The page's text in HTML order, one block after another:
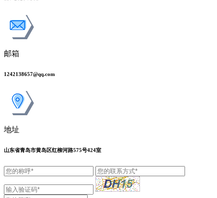
邮箱
1242138657@qq.com
地址
山东省青岛市黄岛区红柳河路575号424室